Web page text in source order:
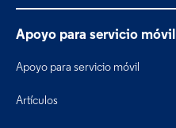
Apoyo para servicio móvil
Apoyo para servicio móvil
Artículos